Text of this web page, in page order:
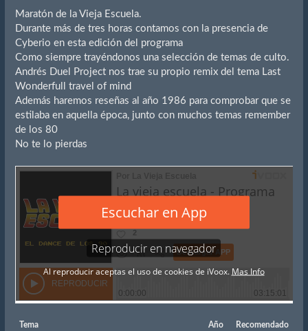
Maratón de la Vieja Escuela.
Durante más de tres horas contamos con la presencia de
Cyberio en esta edición del programa
Como siempre trayéndonos una selección de temas de culto.
Andrés Duel Project nos trae su propio remix del tema Last
Wonderfull travel of mind
Además haremos reseñas al año 1986 para comprobar que se
estilaba en aquella época, junto con muchos temas remember
de los 80
No te lo pierdas
Tema Año Recomendado